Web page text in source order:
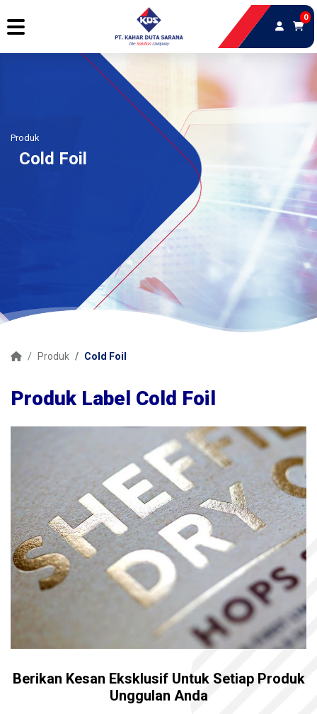
0
Produk
Cold Foil
Produk Cold Foil
Produk Label Cold Foil
Berikan Kesan Eksklusif Untuk Setiap Produk
Unggulan Anda